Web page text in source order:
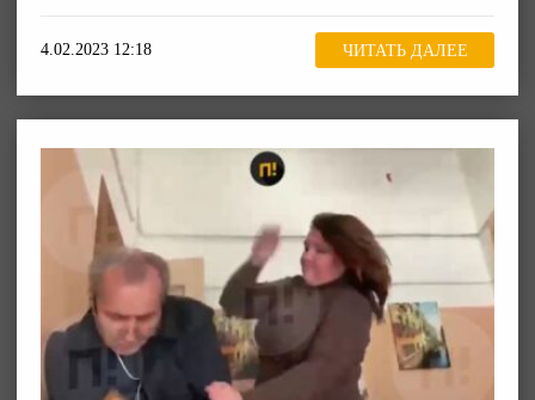
4.02.2023 12:18 ЧИТАТЬ ДАЛЕЕ